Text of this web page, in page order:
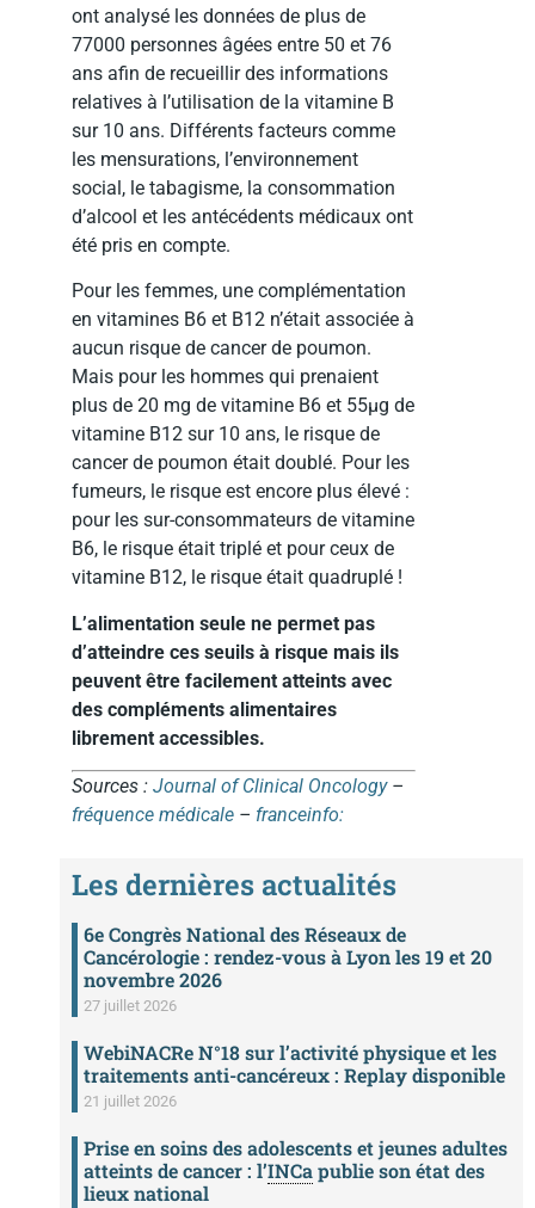
ont analysé les données de plus de
77000 personnes âgées entre 50 et 76
ans afin de recueillir des informations
relatives à l’utilisation de la vitamine B
sur 10 ans. Différents facteurs comme
les mensurations, l’environnement
social, le tabagisme, la consommation
d’alcool et les antécédents médicaux ont
été pris en compte.
Pour les femmes, une complémentation
en vitamines B6 et B12 n’était associée à
aucun risque de cancer de poumon.
Mais pour les hommes qui prenaient
plus de 20 mg de vitamine B6 et 55µg de
vitamine B12 sur 10 ans, le risque de
cancer de poumon était doublé. Pour les
fumeurs, le risque est encore plus élevé :
pour les sur-consommateurs de vitamine
B6, le risque était triplé et pour ceux de
vitamine B12, le risque était quadruplé !
L’alimentation seule ne permet pas
d’atteindre ces seuils à risque mais ils
peuvent être facilement atteints avec
des compléments alimentaires
librement accessibles.
Sources : Journal of Clinical Oncology–
fréquence médicale – franceinfo:
Les dernières actualités
6e Congrès National des Réseaux de
Cancérologie : rendez-vous à Lyon les 19 et 20
novembre 2026
27 juillet 2026
WebiNACRe N°18 sur l’activité physique et les
traitements anti-cancéreux : Replay disponible
21 juillet 2026
Prise en soins des adolescents et jeunes adultes
atteints de cancer : l’INCapublie son état des
lieux national